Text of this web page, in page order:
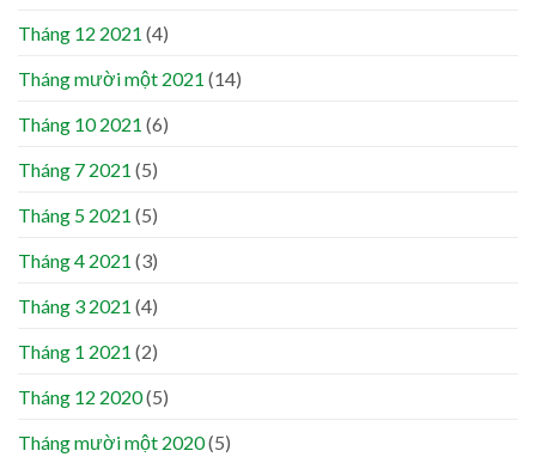
Tháng 12 2021 (4)
Tháng mười một 2021 (14)
Tháng 10 2021 (6)
Tháng 7 2021 (5)
Tháng 5 2021 (5)
Tháng 4 2021 (3)
Tháng 3 2021 (4)
Tháng 1 2021 (2)
Tháng 12 2020(5)
Tháng mười một 2020(5)